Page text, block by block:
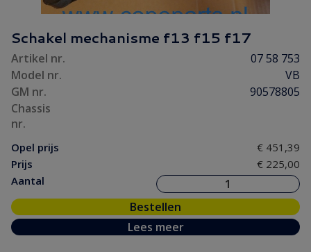
Schakel mechanisme f13 f15 f17
Artikel nr.
07 58 753
Model nr.
VB
GM nr.
90578805
Chassis
nr.
Opel prijs
€ 451,39
Prijs
€ 225,00
Aantal
Bestellen
Lees meer